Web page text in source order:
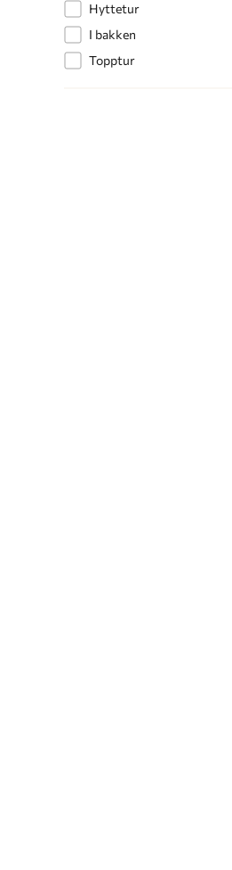
Hyttetur
I bakken
Topptur